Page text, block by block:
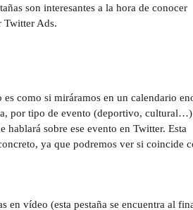
son interesantes a la hora de conocer
Twitter Ads.
es como si miráramos en un calendario
por tipo de evento (deportivo,
sobre ese evento en Twitter. Esta
ya que podremos ver si coincide
en vídeo (esta pestaña se encuentra al